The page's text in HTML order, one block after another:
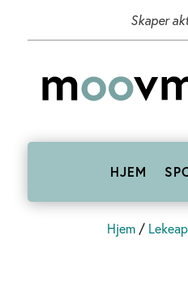
Skaper
HJEM
Hjem /